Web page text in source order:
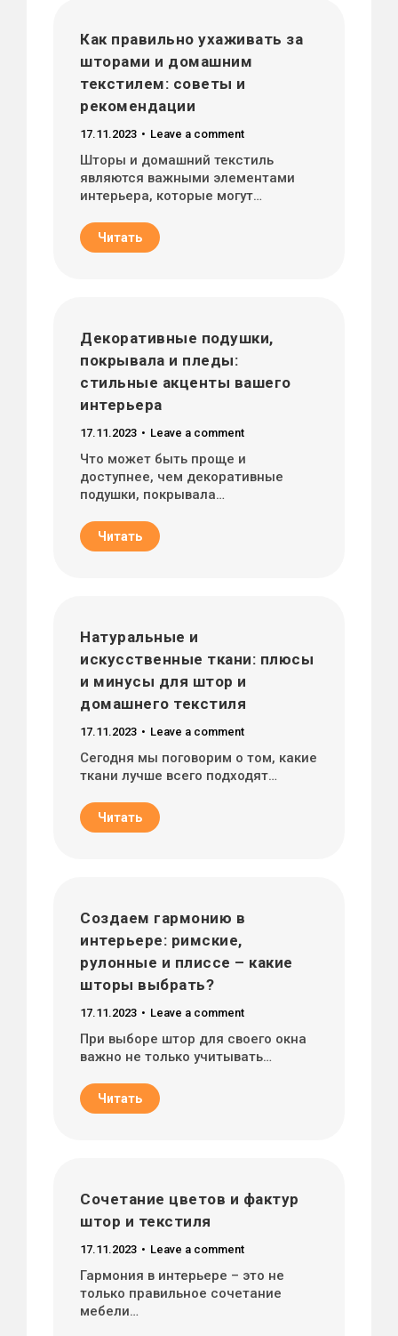
Как правильно ухаживать за
шторами и домашним
текстилем: советы и
рекомендации
17.11.2023 Leave a comment
Шторы и домашний текстиль
являются важными элементами
интерьера, которые могут…
Читать
Декоративные подушки,
покрывала и пледы:
стильные акценты вашего
интерьера
17.11.2023 Leave a comment
Что может быть проще и
доступнее, чем декоративные
подушки, покрывала…
Читать
Натуральные и
искусственные ткани: плюсы
и минусы для штор и
домашнего текстиля
17.11.2023 Leave a comment
Сегодня мы поговорим о том, какие
ткани лучше всего подходят…
Читать
Создаем гармонию в
интерьере: римские,
рулонные и плиссе – какие
шторы выбрать?
17.11.2023 Leave a comment
При выборе штор для своего окна
важно не только учитывать…
Читать
Сочетание цветов и фактур
штор и текстиля
17.11.2023 Leave a comment
Гармония в интерьере – это не
только правильное сочетание
мебели…